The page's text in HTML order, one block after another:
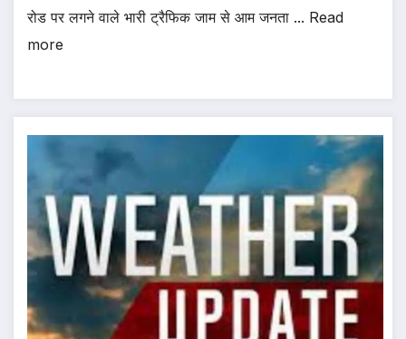
रोड पर लगने वाले भारी ट्रैफिक जाम से आम जनता ... Read
more